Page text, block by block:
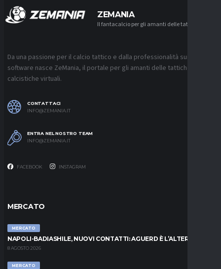
ZEMANIA
Il fantacalcio per gli amanti delle tattiche
Da una passione per il calcio tattico e dalla professionalità sui
software nasce ZeMania, il portale per gli amanti delle tattiche
calcistiche virtuali.
CONTATTACI
INFO@ZEMANIA.IT
ENTRA NEL NOSTRO TEAM
INFO@ZEMANIA.IT
FACEBOOK INSTAGRAM
MERCATO
MERCATO
NAPOLI-BADIASHILE, NUOVI CONTATTI: AGUERD È L’ALTERNATIVA
8 AGOSTO 2026
MERCATO